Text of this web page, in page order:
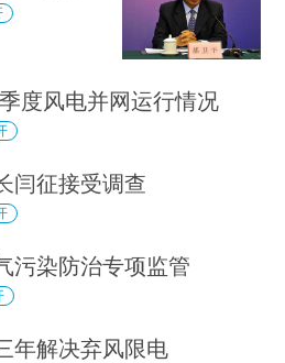
度风电并网运行情况
闫征接受调查
污染防治专项监管
年解决弃风限电